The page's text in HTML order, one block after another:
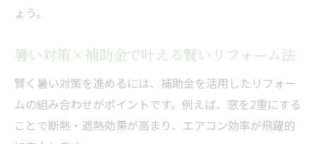
ょう。
暑い対策×補助金で叶える賢いリフォーム法
賢く暑い対策を進めるには、補助金を活用したリフォー
ムの組み合わせがポイントです。例えば、窓を2重にする
ことで断熱・遮熱効果が高まり、エアコン効率が飛躍的